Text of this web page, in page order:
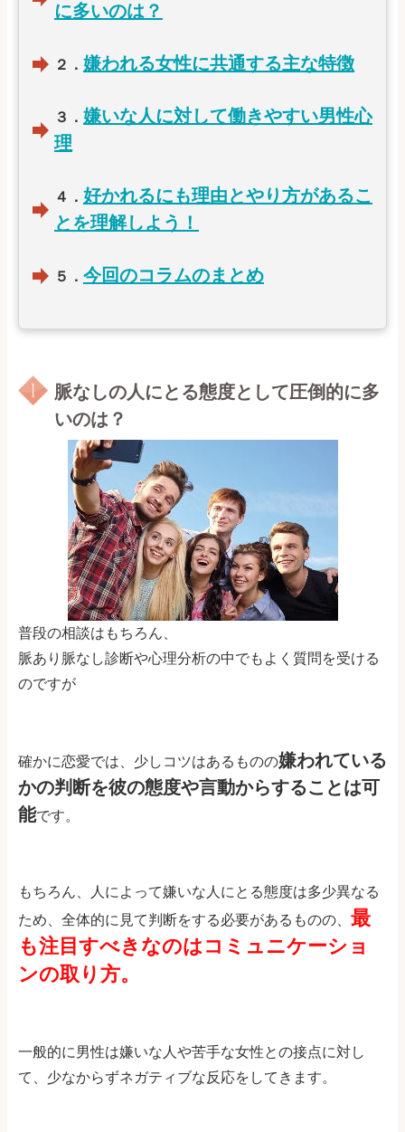
【誰にも言えない恋愛編】記事一覧
【職場恋愛編】記事一覧
【マッチングアプリ攻略編】記事一覧
に多いのは？
２． 嫌われる女性に共通する主な特徴
３． 嫌いな人に対して働きやすい男性心
理
４． 好かれるにも理由とやり方があるこ
とを理解しよう！
５． 今回のコラムのまとめ
脈なしの人にとる態度として圧倒的に多
いのは？
普段の相談はもちろん、
脈あり脈なし診断や心理分析の中でもよく質問を受ける
のですが
確かに恋愛では、少しコツはあるものの嫌われている
かの判断を彼の態度や言動からすることは可
能です。
もちろん、人によって嫌いな人にとる態度は多少異なる
ため、全体的に見て判断をする必要があるものの、 最
も注目すべきなのはコミュニケーショ
ンの取り方。
一般的に男性は嫌いな人や苦手な女性との接点に対し
て、少なからずネガティブな反応をしてきます。